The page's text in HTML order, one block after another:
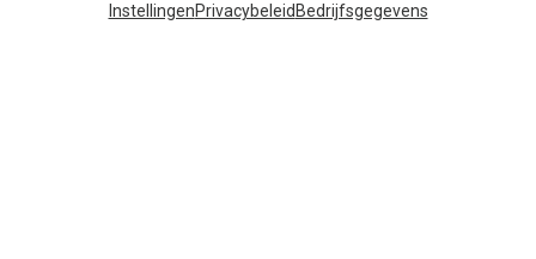
InstellingenPrivacybeleid Bedrijfsgegevens